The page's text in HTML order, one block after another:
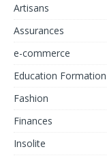
Artisans
Assurances
e-commerce
Education Formation
Fashion
Finances
Insolite